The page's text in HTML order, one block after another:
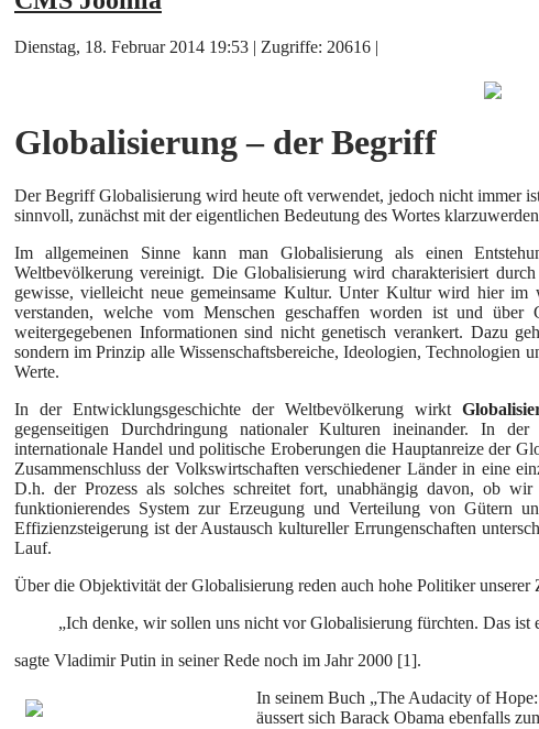
Dienstag, 18. Februar 2014 19:53 | Zugriffe: 20616 |
Globalisierung – der Begriff
Der Begriff Globalisierung wird heute oft verwendet, jedoch nicht immer
sinnvoll, zunächst mit der eigentlichen Bedeutung des Wortes
Im allgemeinen Sinne kann man Globalisierung als einen
Weltbevölkerung vereinigt. Die Globalisierung wird charakterisiert
gewisse, vielleicht neue gemeinsame Kultur. Unter Kultur wird hier im
verstanden, welche vom Menschen geschaffen worden ist und über
weitergegebenen Informationen sind nicht genetisch verankert. Dazu
sondern im Prinzip alle Wissenschaftsbereiche, Ideologien, Technologien
Werte.
In der Entwicklungsgeschichte der Weltbevölkerung wirkt
gegenseitigen Durchdringung nationaler Kulturen ineinander. In der
internationale Handel und politische Eroberungen die Hauptanreize der
Zusammenschluss der Volkswirtschaften verschiedener Länder in eine
D.h. der Prozess als solches schreitet fort, unabhängig davon, ob
funktionierendes System zur Erzeugung und Verteilung von Gütern
Effizienzsteigerung ist der Austausch kultureller Errungenschaften
Lauf.
Über die Objektivität der Globalisierung reden auch hohe Politiker unserer
„Ich denke, wir sollen uns nicht vor Globalisierung fürchten. Das ist
sagte Vladimir Putin in seiner Rede noch im Jahr 2000 [1].
In seinem Buch „The Audacity of
äussert sich Barack Obama ebenfalls